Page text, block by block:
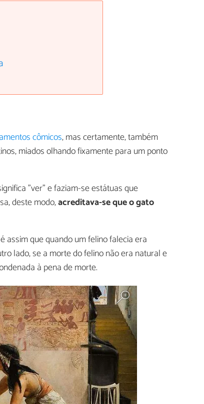
cômicos, mas certamente, também
miados olhando fixamente para um ponto
"ver" e faziam-se estátuas que
deste modo,acreditava-se que o gato
assim que quando um felino falecia era
lado, se a morte do felino não era natural e
à pena de morte.